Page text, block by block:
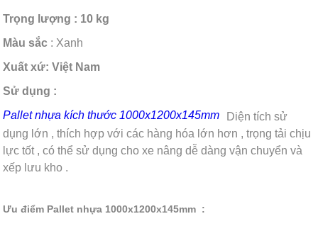
Trọng lượng : 10 kg
Màu sắc : Xanh
Xuất xứ: Việt Nam
Sử dụng :
Pallet nhựa kích thước 1000x1200x145mm
Diện tích sử
dụng lớn , thích hợp với các hàng hóa lớn hơn , trọng tải chịu
lực tốt , có thể sử dụng cho xe nâng dễ dàng vận chuyển và
xếp lưu kho .
Ưu điểm Pallet nhựa 1000x1200x145mm :